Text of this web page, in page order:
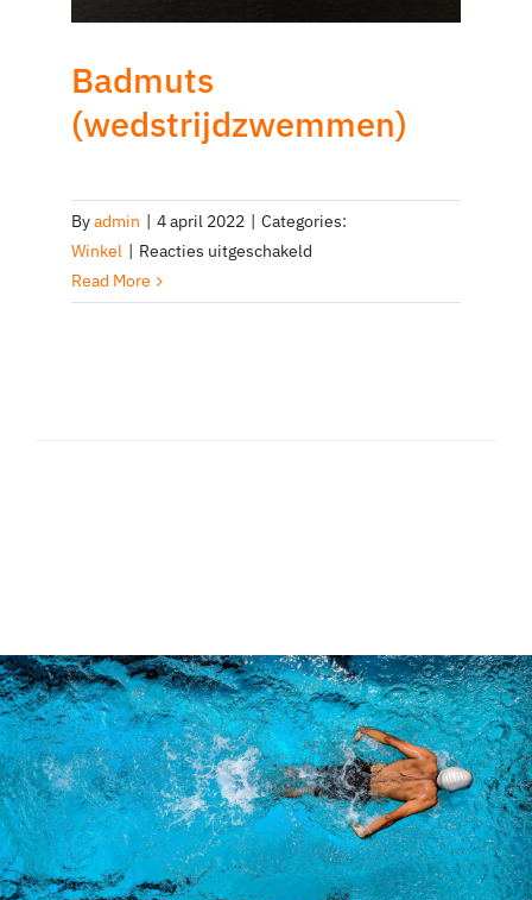
Badmuts
(wedstrijdzwemmen)
Byadmin | 4 april 2022 | Categories:
Winkel | Reacties uitgeschakeldvoor
(wedstrijdzwemmen)
Read More